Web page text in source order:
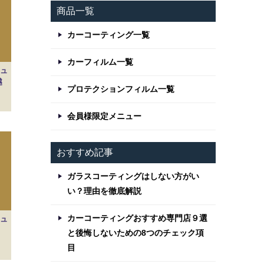
商品一覧
カーコーティング一覧
カーフィルム一覧
プロテクションフィルム一覧
会員様限定メニュー
おすすめ記事
ガラスコーティングはしない方がい
い？理由を徹底解説
カーコーティングおすすめ専門店９選
と後悔しないための8つのチェック項
目